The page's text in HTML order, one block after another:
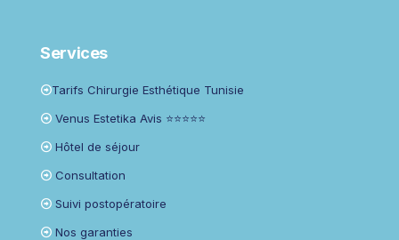
Services
Tarifs Chirurgie Esthétique Tunisie
Venus Estetika Avis ⭐⭐⭐⭐⭐
Hôtel de séjour
Consultation
Suivi postopératoire
Nos garanties